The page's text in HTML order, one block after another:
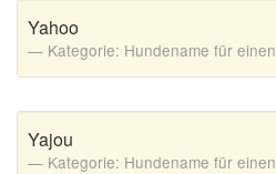
Yahoo
Kategorie: Hundename für einen
Yajou
Kategorie: Hundename für einen